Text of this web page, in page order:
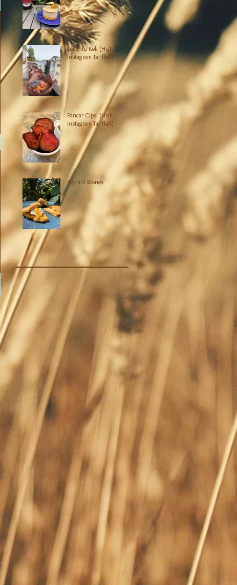
Limonlu Kek (Hızlı
Instagram Tarifleri)
Pancar Cipsi (Hızlı
Instagram Tarifleri)
Peynirli Scones